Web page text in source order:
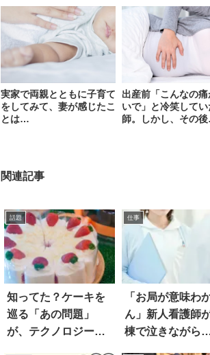
実家で両親とともに子育て
をしてみて、妻が感じたこ
とは…
出産前「こんなの
いで」と冷笑して
師。しかし、その
関連記事
話題
知ってた？ケーキを
巡る「あの問題」
が、テクノロジーの
仕事
「お局が意味わ
ん」新人看護師
棟で泣きながら